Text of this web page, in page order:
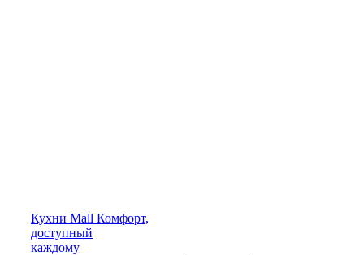
Кухни Mall Комфорт,
доступный
каждому